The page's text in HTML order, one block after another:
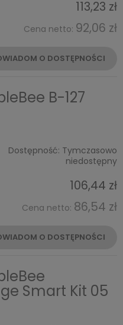
113,23 zł
Cena netto: 92,06 zł
O DOSTĘPNOŚCI
B-127
Dostępność: Tymczasowo
niedostępny
106,44 zł
Cena netto: 86,54 zł
O DOSTĘPNOŚCI
Smart Kit 05